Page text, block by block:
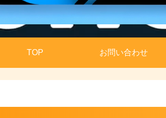
TOP お問い合わせ